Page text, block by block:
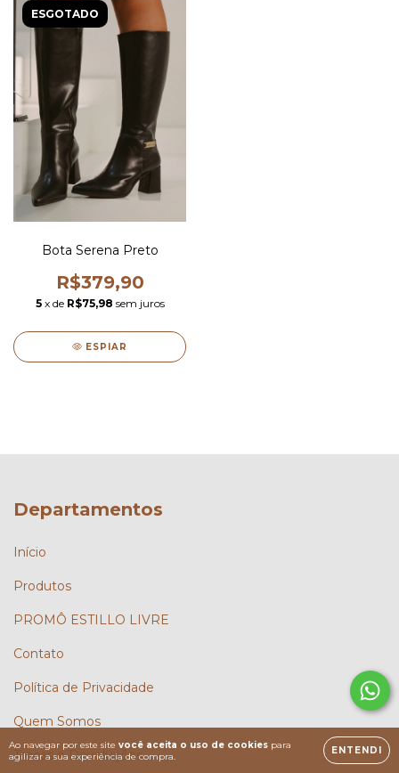
Ao navegar por este site você aceita o uso de cookies para
agilizar a sua experiência de compra.
ENTENDI
ESGOTADO
Bota Serena Preto
R$379,90
5 x de R$75,98 sem juros
ESPIAR
Departamentos
Início
Produtos
PROMÔ ESTILLO LIVRE
Contato
Política de Privacidade
Quem Somos
Trocas e Devoluções